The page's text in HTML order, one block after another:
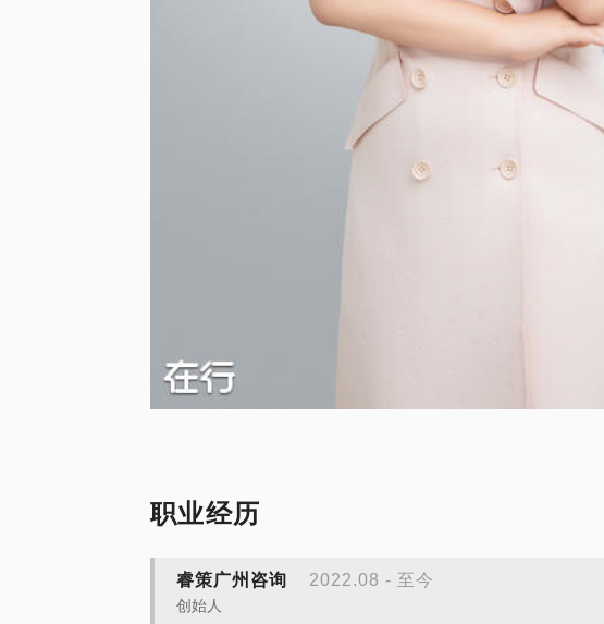
职业经历
睿策广州咨询 2022.08 - 至今
创始人